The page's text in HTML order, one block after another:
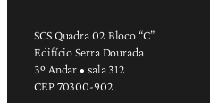
SCS Quadra 02 Bloco “C”
Edifício Serra Dourada
3º Andar • sala 312
CEP 70300-902